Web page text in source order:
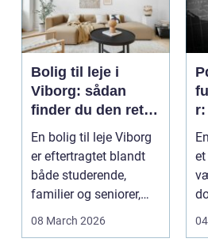
Bolig til leje i
Viborg: sådan
finder du den rette
lejlighed
En bolig til leje Viborg
er eftertragtet blandt
både studerende,
familier og seniorer,
fordi b...
08 March 2026